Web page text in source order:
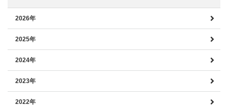
2026年
2025年
2024年
2023年
2022年